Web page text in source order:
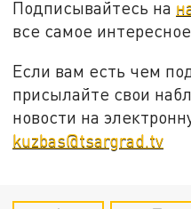
Подписывайтесь на
все самое
Если вам есть чем
присылайте свои
новости на
kuzbas@tsargrad.tv